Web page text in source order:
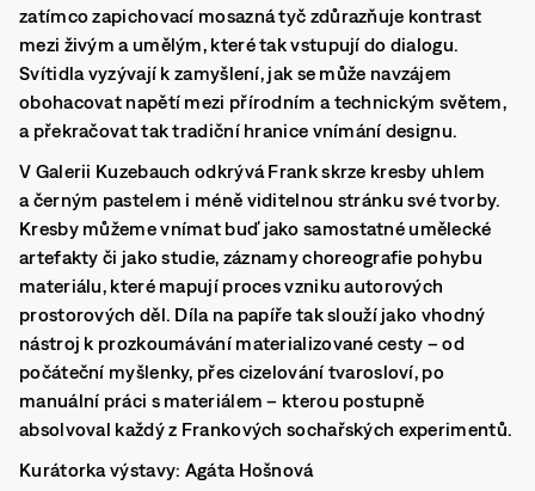
zatímco zapichovací mosazná tyč zdůrazňuje kontrast
mezi živým a umělým, které tak vstupují do dialogu.
Svítidla vyzývají k zamyšlení, jak se může navzájem
obohacovat napětí mezi přírodním a technickým světem,
a překračovat tak tradiční hranice vnímání designu.
V Galerii Kuzebauch odkrývá Frank skrze kresby uhlem
a černým pastelem i méně viditelnou stránku své tvorby.
Kresby můžeme vnímat buď jako samostatné umělecké
artefakty či jako studie, záznamy choreografie pohybu
materiálu, které mapují proces vzniku autorových
prostorových děl. Díla na papíře tak slouží jako vhodný
nástroj k prozkoumávání materializované cesty – od
počáteční myšlenky, přes cizelování tvarosloví, po
manuální práci s materiálem – kterou postupně
absolvoval každý z Frankových sochařských experimentů.
Kurátorka výstavy: Agáta Hošnová